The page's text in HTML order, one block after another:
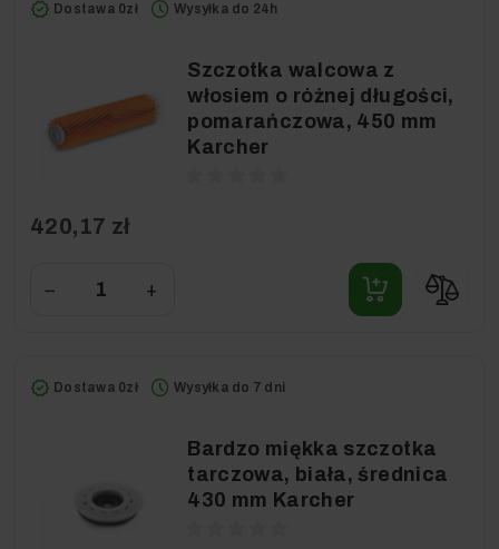
Dostawa 0zł Wysyłka do 24h
Szczotka walcowa z
włosiem o różnej długości,
pomarańczowa, 450 mm
Karcher
420,17 zł
− +
Dostawa 0zł Wysyłka do 7 dni
Bardzo miękka szczotka
tarczowa, biała, średnica
430 mm Karcher